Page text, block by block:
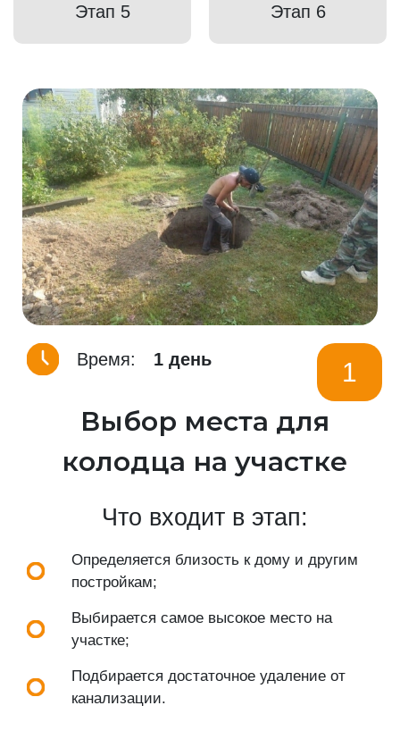
Этап 5 Этап 6
Время: 1 день 1
Выбор места для
колодца на участке
Что входит в этап:
Определяется близость к дому и другим
постройкам;
Выбирается самое высокое место на
участке;
Подбирается достаточное удаление от
канализации.